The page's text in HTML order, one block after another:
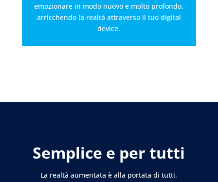
emozionare in modo nuovo e molto profondo,
arricchendo la realtà attraverso il tuo digital
device.
Semplice e per tutti
La realtà aumentata è alla portata di tutti.